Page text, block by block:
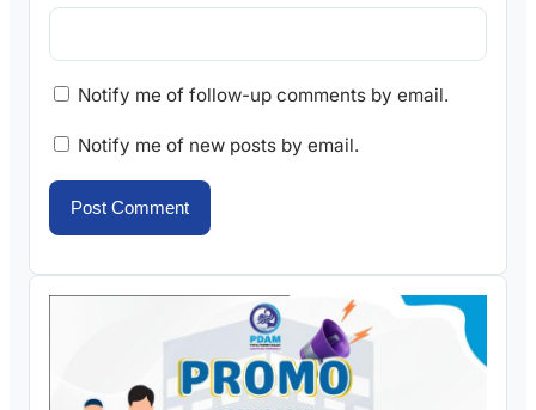
Notify me of follow-up comments by email.
Notify me of new posts by email.